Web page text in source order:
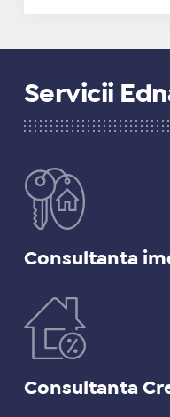
Servicii
Consultanta
Consultanta